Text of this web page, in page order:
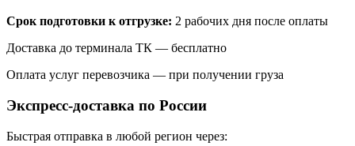
Срок подготовки к отгрузке: 2 рабочих дня после оплаты
Доставка до терминала ТК — бесплатно
Оплата услуг перевозчика — при получении груза
Экспресс-доставка по России
Быстрая отправка в любой регион через: